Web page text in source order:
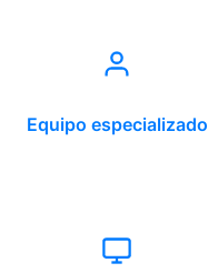
Equipo especializado